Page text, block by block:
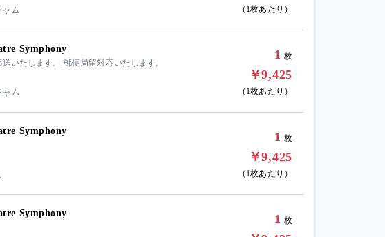
ム （1枚あたり）
Symphony
たします。 郵便局留対応いたします。
ム
1 枚
￥9,425
（1枚あたり）
Symphony 1 枚
￥9,425
（1枚あたり）
Symphony 1 枚